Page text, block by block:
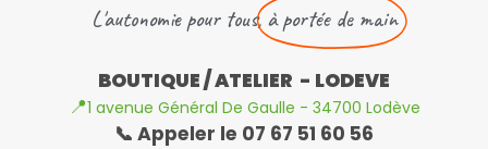
L'autonomie pour tous,à portée de main
BOUTIQUE / ATELIER - LODEVE
📍1 avenue Général De Gaulle - 34700 Lodève
📞 Appeler le 07 67 51 60 56